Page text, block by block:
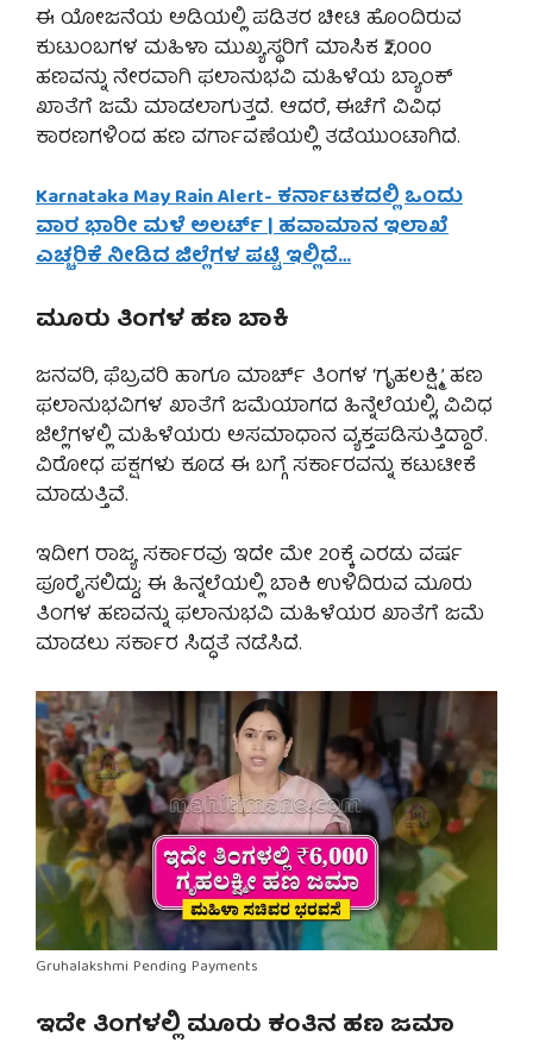
ಈ ಯೋಜನೆಯ ಅಡಿಯಲ್ಲಿ ಪಡಿತರ ಚೀಟಿ ಹೊಂದಿರುವ
ಕುಟುಂಬಗಳ ಮಹಿಳಾ ಮುಖ್ಯಸ್ಥರಿಗೆ ಮಾಸಿಕ ₹2,000
ಹಣವನ್ನು ನೇರವಾಗಿ ಫಲಾನುಭವಿ ಮಹಿಳೆಯ ಬ್ಯಾಂಕ್
ಖಾತೆಗೆ ಜಮೆ ಮಾಡಲಾಗುತ್ತದೆ. ಆದರೆ, ಈಚೆಗೆ ವಿವಿಧ
ಕಾರಣಗಳಿಂದ ಹಣ ವರ್ಗಾವಣೆಯಲ್ಲಿ ತಡೆಯುಂಟಾಗಿದೆ.
Karnataka May Rain Alert- ಕರ್ನಾಟಕದಲ್ಲಿ ಒಂದು
ವಾರ ಭಾರೀ ಮಳೆ ಅಲರ್ಟ್ | ಹವಾಮಾನ ಇಲಾಖೆ
ಎಚ್ಚರಿಕೆ ನೀಡಿದ ಜಿಲ್ಲೆಗಳ ಪಟ್ಟಿ ಇಲ್ಲಿದೆ…
ಮೂರು ತಿಂಗಳ ಹಣ ಬಾಕಿ
ಜನವರಿ, ಫೆಬ್ರವರಿ ಹಾಗೂ ಮಾರ್ಚ್ ತಿಂಗಳ ‘ಗೃಹಲಕ್ಷ್ಮಿ’ ಹಣ
ಫಲಾನುಭವಿಗಳ ಖಾತೆಗೆ ಜಮೆಯಾಗದ ಹಿನ್ನೆಲೆಯಲ್ಲಿ, ವಿವಿಧ
ಜಿಲ್ಲೆಗಳಲ್ಲಿ ಮಹಿಳೆಯರು ಅಸಮಾಧಾನ ವ್ಯಕ್ತಪಡಿಸುತ್ತಿದ್ದಾರೆ.
ವಿರೋಧ ಪಕ್ಷಗಳು ಕೂಡ ಈ ಬಗ್ಗೆ ಸರ್ಕಾರವನ್ನು ಕಟುಟೀಕೆ
ಮಾಡುತ್ತಿವೆ.
ಇದೀಗ ರಾಜ್ಯ ಸರ್ಕಾರವು ಇದೇ ಮೇ 20ಕ್ಕೆ ಎರಡು ವರ್ಷ
ಪೂರೈಸಲಿದ್ದು; ಈ ಹಿನ್ನಲೆಯಲ್ಲಿ ಬಾಕಿ ಉಳಿದಿರುವ ಮೂರು
ತಿಂಗಳ ಹಣವನ್ನು ಫಲಾನುಭವಿ ಮಹಿಳೆಯರ ಖಾತೆಗೆ ಜಮೆ
ಮಾಡಲು ಸರ್ಕಾರ ಸಿದ್ಧತೆ ನಡೆಸಿದೆ.
Gruhalakshmi Pending Payments
ಇದೇ ತಿಂಗಳಲ್ಲಿ ಮೂರು ಕಂತಿನ ಹಣ ಜಮಾ